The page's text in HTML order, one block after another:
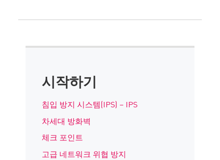
시작하기
침입 방지 시스템(IPS) – IPS
차세대 방화벽
체크 포인트
고급 네트워크 위협 방지